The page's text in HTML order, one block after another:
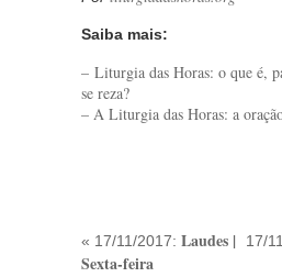
Saiba mais:
– Liturgia das Horas: o que é,
se reza?
– A Liturgia das Horas: a
« 17/11/2017: Laudes |
Sexta-feira
17/